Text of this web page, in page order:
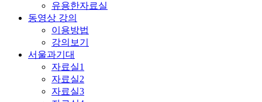
유용한자료실
동영상 강의
이용방법
강의보기
서울과기대
자료실1
자료실2
자료실3